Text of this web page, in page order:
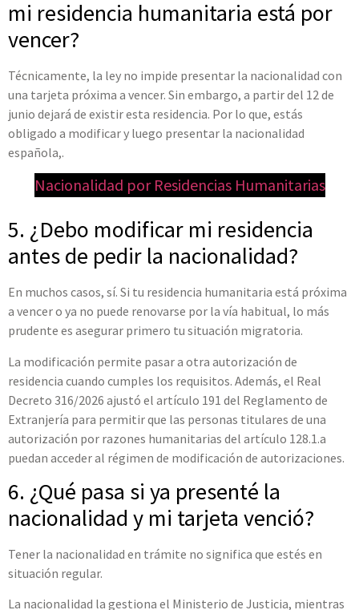
mi residencia humanitaria está por
vencer?
Técnicamente, la ley no impide presentar la nacionalidad con
una tarjeta próxima a vencer. Sin embargo, a partir del 12 de
junio dejará de existir esta residencia. Por lo que, estás
obligado a modificar y luego presentar la nacionalidad
española,.
Nacionalidad por Residencias Humanitarias
5. ¿Debo modificar mi residencia
antes de pedir la nacionalidad?
En muchos casos, sí. Si tu residencia humanitaria está próxima
a vencer o ya no puede renovarse por la vía habitual, lo más
prudente es asegurar primero tu situación migratoria.
La modificación permite pasar a otra autorización de
residencia cuando cumples los requisitos. Además, el Real
Decreto 316/2026 ajustó el artículo 191 del Reglamento de
Extranjería para permitir que las personas titulares de una
autorización por razones humanitarias del artículo 128.1.a
puedan acceder al régimen de modificación de autorizaciones.
6. ¿Qué pasa si ya presenté la
nacionalidad y mi tarjeta venció?
Tener la nacionalidad en trámite no significa que estés en
situación regular.
La nacionalidad la gestiona el Ministerio de Justicia, mientras